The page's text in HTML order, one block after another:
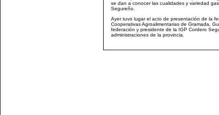
se dan a conocer las cualidades y variedad
Segureño.
Ayer tuvo lugar el acto de presentación de la
Cooperativas Agroalimentarias de Gramada,
federación y presidente de la IGP Cordero
administraciones de la provincia.